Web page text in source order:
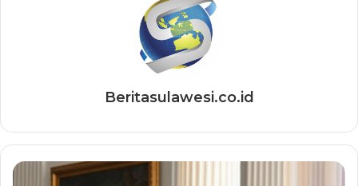
Beritasulawesi.co.id